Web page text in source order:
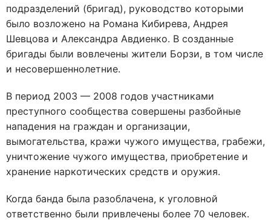
подразделений (бригад), руководство которыми
было возложено на Романа Кибирева, Андрея
Шевцова и Александра Авдиенко. В созданные
бригады были вовлечены жители Борзи, в том числе
и несовершеннолетние.
В период 2003 — 2008 годов участниками
преступного сообщества совершены разбойные
нападения на граждан и организации,
вымогательства, кражи чужого имущества, грабежи,
уничтожение чужого имущества, приобретение и
хранение наркотических средств и оружия.
Когда банда была разоблачена, к уголовной
ответственно были привлечены более 70 человек.